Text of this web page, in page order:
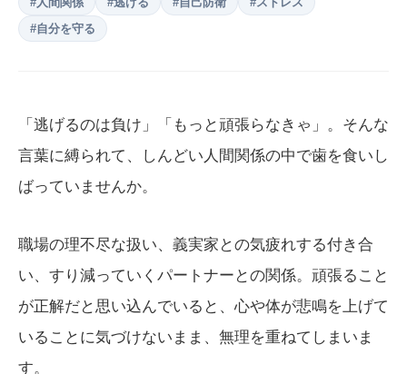
#自分を守る
「逃げるのは負け」「もっと頑張らなきゃ」。そんな
言葉に縛られて、しんどい人間関係の中で歯を食いし
ばっていませんか。
職場の理不尽な扱い、義実家との気疲れする付き合
い、すり減っていくパートナーとの関係。頑張ること
が正解だと思い込んでいると、心や体が悲鳴を上げて
いることに気づけないまま、無理を重ねてしまいま
す。